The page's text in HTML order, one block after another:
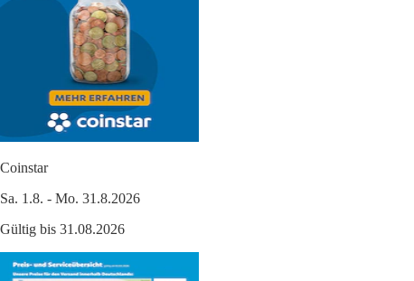
Coinstar
Sa. 1.8. - Mo. 31.8.2026
Gültig bis 31.08.2026